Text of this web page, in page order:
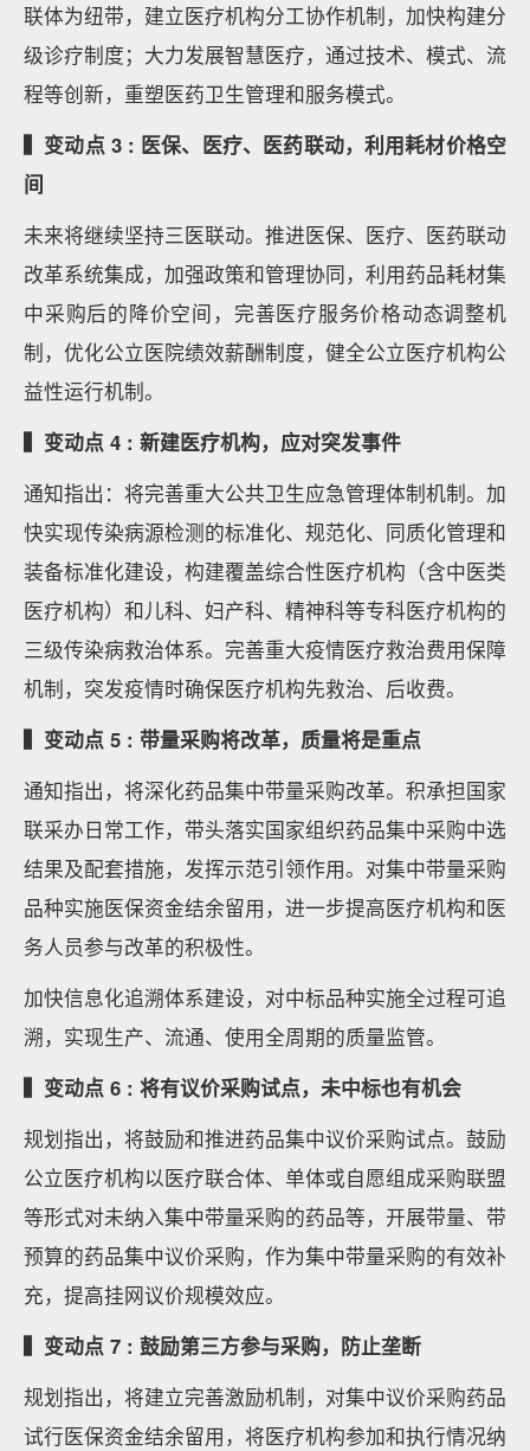
联体为纽带，建立医疗机构分工协作机制，加快构建分
级诊疗制度；大力发展智慧医疗，通过技术、模式、流
程等创新，重塑医药卫生管理和服务模式。
▍变动点 3 : 医保、医疗、医药联动，利用耗材价格空
间
未来将继续坚持三医联动。推进医保、医疗、医药联动
改革系统集成，加强政策和管理协同，利用药品耗材集
中采购后的降价空间，完善医疗服务价格动态调整机
制，优化公立医院绩效薪酬制度，健全公立医疗机构公
益性运行机制。
▍变动点 4 : 新建医疗机构，应对突发事件
通知指出：将完善重大公共卫生应急管理体制机制。加
快实现传染病源检测的标准化、规范化、同质化管理和
装备标准化建设，构建覆盖综合性医疗机构（含中医类
医疗机构）和儿科、妇产科、精神科等专科医疗机构的
三级传染病救治体系。完善重大疫情医疗救治费用保障
机制，突发疫情时确保医疗机构先救治、后收费。
▍变动点 5 : 带量采购将改革，质量将是重点
通知指出，将深化药品集中带量采购改革。积承担国家
联采办日常工作，带头落实国家组织药品集中采购中选
结果及配套措施，发挥示范引领作用。对集中带量采购
品种实施医保资金结余留用，进一步提高医疗机构和医
务人员参与改革的积极性。
加快信息化追溯体系建设，对中标品种实施全过程可追
溯，实现生产、流通、使用全周期的质量监管。
▍变动点 6 : 将有议价采购试点，未中标也有机会
规划指出，将鼓励和推进药品集中议价采购试点。鼓励
公立医疗机构以医疗联合体、单体或自愿组成采购联盟
等形式对未纳入集中带量采购的药品等，开展带量、带
预算的药品集中议价采购，作为集中带量采购的有效补
充，提高挂网议价规模效应。
▍变动点 7 : 鼓励第三方参与采购，防止垄断
规划指出，将建立完善激励机制，对集中议价采购药品
试行医保资金结余留用，将医疗机构参加和执行情况纳